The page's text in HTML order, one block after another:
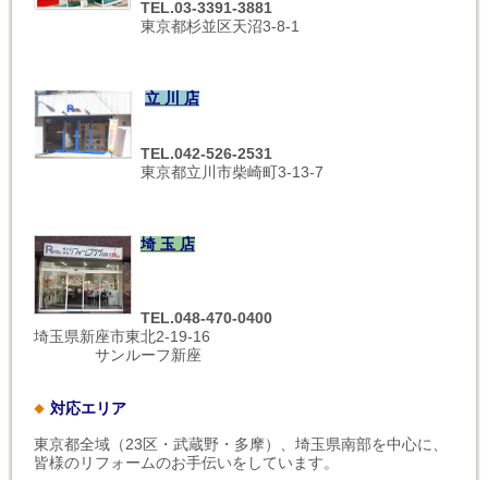
TEL.03-3391-3881
東京都杉並区天沼3-8-1
立 川 店
TEL.042-526-2531
東京都立川市柴崎町3-13-7
埼 玉 店
TEL.048-470-0400
埼玉県新座市東北2-19-16
サンルーフ新座
対応エリア
東京都全域（23区・武蔵野・多摩）、埼玉県南部を中心に、
皆様のリフォームのお手伝いをしています。